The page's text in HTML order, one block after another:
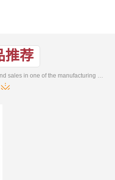
推荐
Development, design, production and sales in one of the manufacturing enterprises